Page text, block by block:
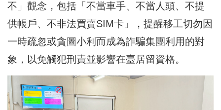
不」觀念，包括「不當車手、不當人頭、不提
供帳戶、不非法買賣SIM卡」，提醒移工切勿因
一時疏忽或貪圖小利而成為詐騙集團利用的對
象，以免觸犯刑責並影響在臺居留資格。